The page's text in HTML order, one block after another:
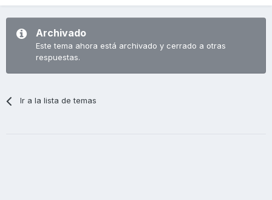
Archivado
Este tema ahora está archivado y cerrado a otras
respuestas.
Ir a la lista de temas